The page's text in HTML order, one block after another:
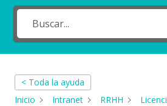
¿TIENES 90 SEGUNDOS?
< Toda la ayuda
Inicio
Intranet RRHH